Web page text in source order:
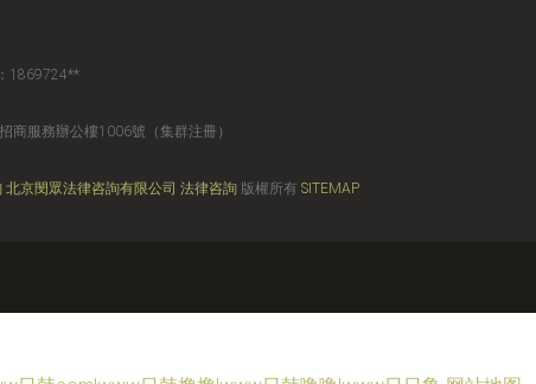
1869724**
商服務辦公樓1006號（集群注冊）
北京閔眾法律咨詢有限公司 法律咨詢 版權所有 SITEMAP